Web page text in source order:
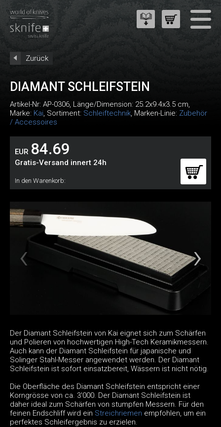
Zurück
DIAMANT SCHLEIFSTEIN
Artikel-Nr: AP-0306, Länge/Dimension: 25.2x9.4x3.5 cm,
Marke: Kai, Sortiment: Schleiftechnik, Marken-Linie: Zubehör
/ Accessoires
EUR 84.69
Gratis-Versand innert 24h
In den Warenkorb:
Der Diamant Schleifstein von Kai eignet sich zum Schärfen
und Polieren von hochwertigen High-Tech Keramikmessern.
Auch kann der Diamant Schleifstein für japanische und
Solinger Stahl-Messer angewendet werden. Der Diamant
Schleifstein ist sofort einsatzbereit, Wässern ist nicht nötig.
Die Oberfläche des Diamant Schleifstein entspricht einer
Korngrösse von ca. 3'000. Der Diamant Schleifstein ist
daher ideal zum Schärfen von stumpfen Messern. Für den
feinen Endschliff wird ein Streichriemen empfohlen, um ein
perfektes Schleifergebnis zu erzielen.